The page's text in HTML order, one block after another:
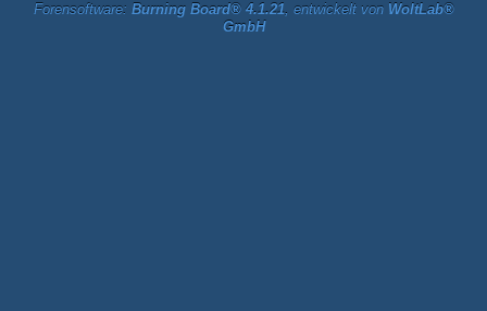
Forensoftware: Burning Board® 4.1.21, entwickelt von WoltLab®
GmbH